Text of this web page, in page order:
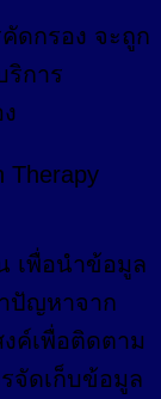
ดกรอง จะถูก
ริการ
Therapy
เพื่อนำข้อมูล
ปัญหาจาก
ค์เพื่อติดตาม
จัดเก็บข้อมูล